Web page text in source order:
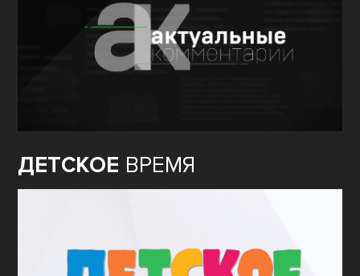
ДЕТСКОЕ ВРЕМЯ